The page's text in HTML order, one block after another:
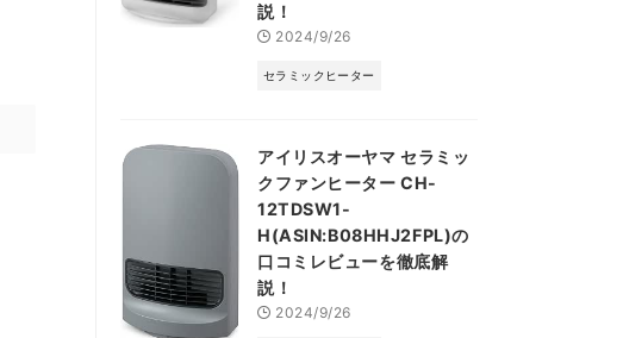
説！
2024/9/26
セラミックヒーター
アイリスオーヤマ セラミッ
クファンヒーター CH-
12TDSW1-
H(ASIN:B08HHJ2FPL)の
口コミレビューを徹底解
説！
2024/9/26